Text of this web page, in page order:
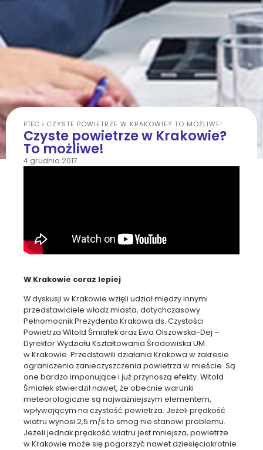
PTEC > CZYSTE POWIETRZE W KRAKOWIE? TO MOŻLIWE!
Czyste powietrze w Krakowie?
To możliwe!
4 grudnia 2017
W Krakowie coraz lepiej
W dyskusji w Krakowie wzięli udział między innymi
przedstawiciele władz miasta, dotychczasowy
Pełnomocnik Prezydenta Krakowa ds. Czystości
Powietrza Witold Śmiałek oraz Ewa Olszowska-Dej –
Dyrektor Wydziału Kształtowania Środowiska UM
w Krakowie. Przedstawili działania Krakowa w zakresie
ograniczenia zanieczyszczenia powietrza w mieście. Są
one bardzo imponujące i już przynoszą efekty. Witold
Śmiałek stwierdził nawet, że obecnie warunki
meteorologiczne są najważniejszym elementem,
wpływającym na czystość powietrza. Jeżeli prędkość
wiatru wynosi 2,5 m/s to smog nie stanowi problemu.
Jeżeli jednak prędkość wiatru jest mniejsza, powietrze
w Krakowie może się pogorszyć nawet dziesięciokrotnie.